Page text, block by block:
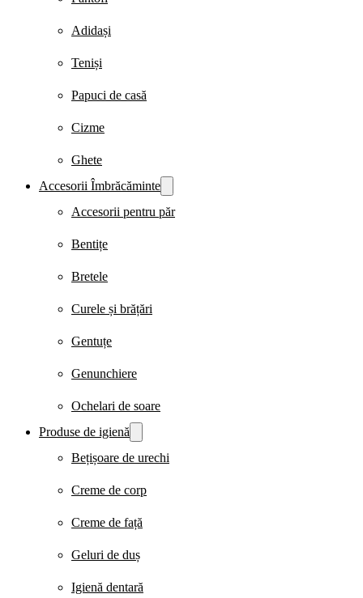
Adidași
Teniși
Papuci de casă
Cizme
Ghete
Accesorii Îmbrăcăminte
Accesorii pentru păr
Bentițe
Bretele
Curele și brățări
Gentuțe
Genunchiere
Ochelari de soare
Produse de igienă
Bețișoare de urechi
Creme de corp
Creme de față
Geluri de duș
Igienă dentară